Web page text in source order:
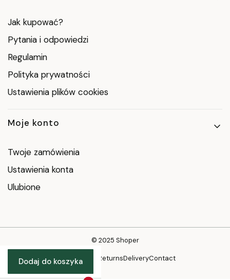
Jak kupować?
Pytania i odpowiedzi
Regulamin
Polityka prywatności
Ustawienia plików cookies
Moje konto
Twoje zamówienia
Ustawienia konta
Ulubione
© 2025 Shoper
Privacy policy ReturnsDeliveryContact
Dodaj do koszyka